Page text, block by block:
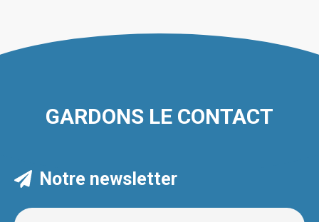
GARDONS LE CONTACT
Notre newsletter